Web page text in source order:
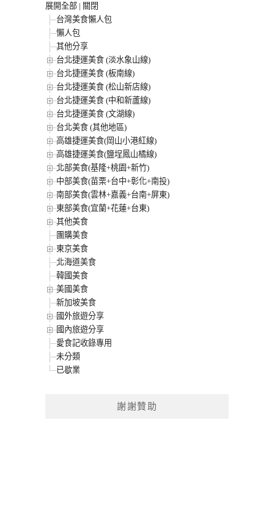
展開全部 | 關閉
台灣美食懶人包
懶人包
其他分享
台北捷運美食 (淡水象山線)
台北捷運美食 (板南線)
台北捷運美食 (松山新店線)
台北捷運美食 (中和新蘆線)
台北捷運美食 (文湖線)
台北美食 (其他地區)
高雄捷運美食(岡山小港紅線)
高雄捷運美食(鹽埕鳳山橘線)
北部美食(基隆+桃園+新竹)
中部美食(苗栗+台中+彰化+南投)
南部美食(雲林+嘉義+台南+屏東)
東部美食(宜蘭+花蓮+台東)
其他美食
團購美食
東京美食
北海道美食
韓國美食
美國美食
新加坡美食
國外旅遊分享
國內旅遊分享
愛食記收錄專用
未分類
已歇業
謝謝贊助